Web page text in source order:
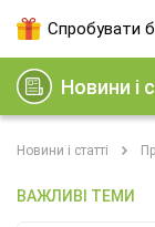
Спробувати
Новини і
Новини і статті
ВАЖЛИВІ ТЕМИ